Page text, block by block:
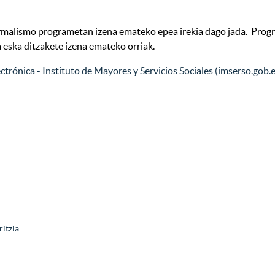
programetan izena emateko epea irekia dago jada.
ditzakete izena emateko orriak.
- Instituto de Mayores y Servicios Sociales